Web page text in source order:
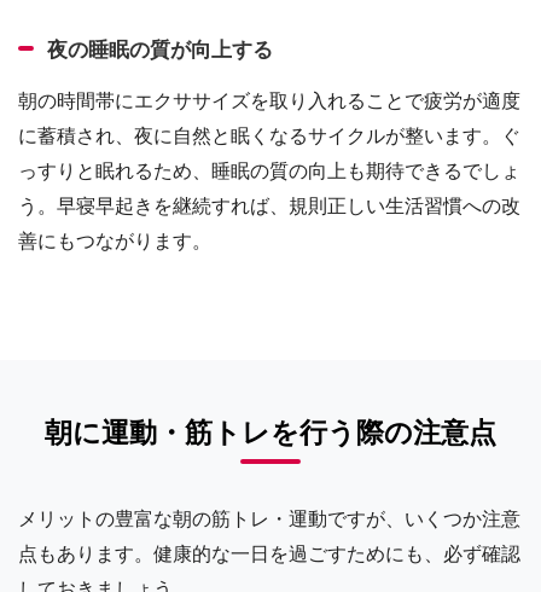
夜の睡眠の質が向上する
朝の時間帯にエクササイズを取り入れることで疲労が適度
に蓄積され、夜に自然と眠くなるサイクルが整います。ぐ
っすりと眠れるため、睡眠の質の向上も期待できるでしょ
う。早寝早起きを継続すれば、規則正しい生活習慣への改
善にもつながります。
朝に運動・筋トレを行う際の注意点
メリットの豊富な朝の筋トレ・運動ですが、いくつか注意
点もあります。健康的な一日を過ごすためにも、必ず確認